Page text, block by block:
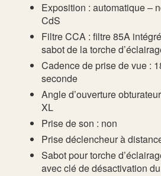
Exposition : automatique –
CdS
Filtre CCA : filtre 85A
sabot de la torche
Cadence de prise de vue :
seconde
Angle d’ouverture
XL
Prise de son : non
Prise déclencheur à
Sabot pour torche
avec clé de désactivation